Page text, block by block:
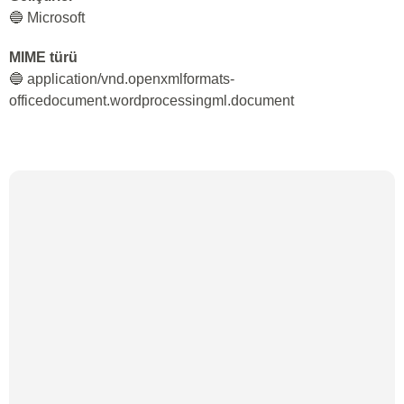
🔵 Microsoft
MIME türü
🔵 application/vnd.openxmlformats-
officedocument.wordprocessingml.document